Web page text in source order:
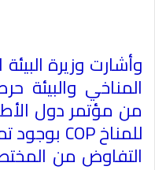
وأشارت وزيرة البيئة
المناخي والبيئة
من مؤتمر دول
للمناخCOP بوجود
التفاوض من